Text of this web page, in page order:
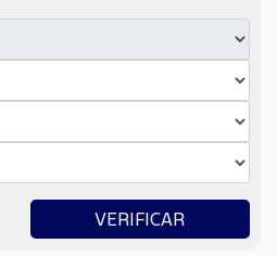
VERIFICAR